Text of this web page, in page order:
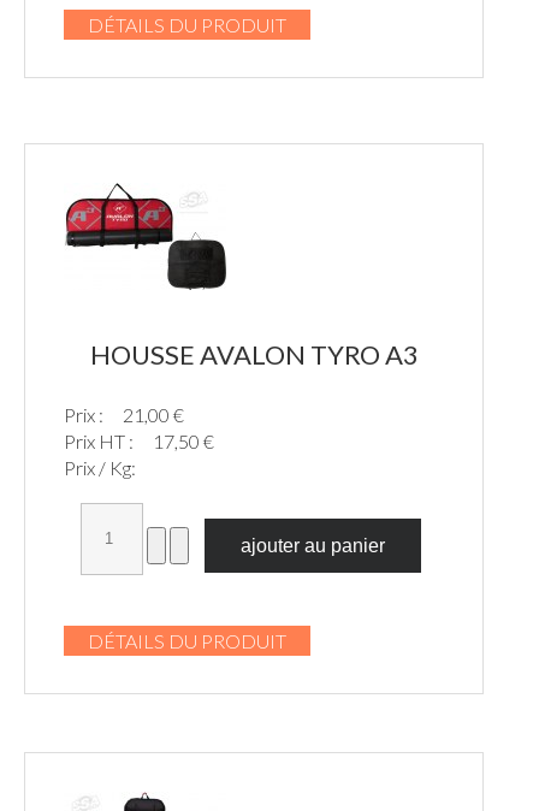
DÉTAILS DU PRODUIT
HOUSSE AVALON TYRO A3
Prix :
21,00 €
Prix HT :
17,50 €
Prix / Kg:
DÉTAILS DU PRODUIT